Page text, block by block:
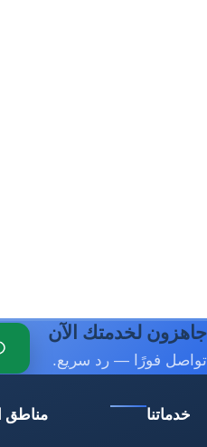
جاهزون لخدمتك الآن
تواصل فورًا — رد سريع.
خدماتنا مناطق